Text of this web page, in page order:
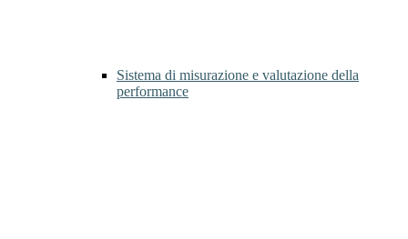
Sistema di misurazione e valutazione della
performance